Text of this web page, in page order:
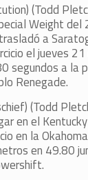
(Todd
Weight del
a
el jueves
segundos a la
Renegade.
(Todd
en el
en la
en 49.80